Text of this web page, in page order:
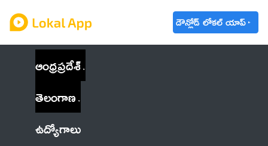
డౌన్లోడ్ లోకల్ యాప్
ఆంధ్రప్రదేశ్
తెలంగాణ
ఉద్యోగాలు